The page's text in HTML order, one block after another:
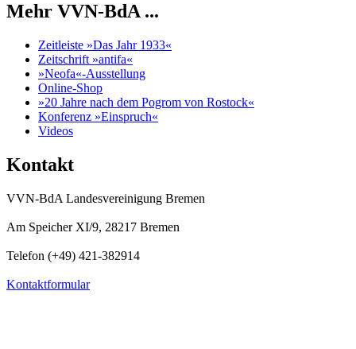
Mehr VVN-BdA ...
Zeitleiste »Das Jahr 1933«
Zeitschrift »antifa«
»Neofa«-Ausstellung
Online-Shop
»20 Jahre nach dem Pogrom von Rostock«
Konferenz »Einspruch«
Videos
Kontakt
VVN-BdA Landesvereinigung Bremen
Am Speicher XI/9, 28217 Bremen
Telefon (+49) 421-382914
Kontaktformular